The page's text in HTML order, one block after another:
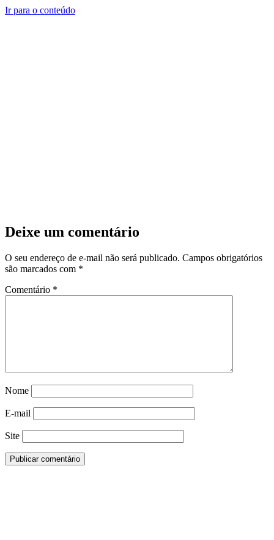
Ir para o conteúdo
Deixe um comentário
O seu endereço de e-mail não será publicado. Campos obrigatórios
são marcados com *
Comentário *
Nome
E-mail
Site